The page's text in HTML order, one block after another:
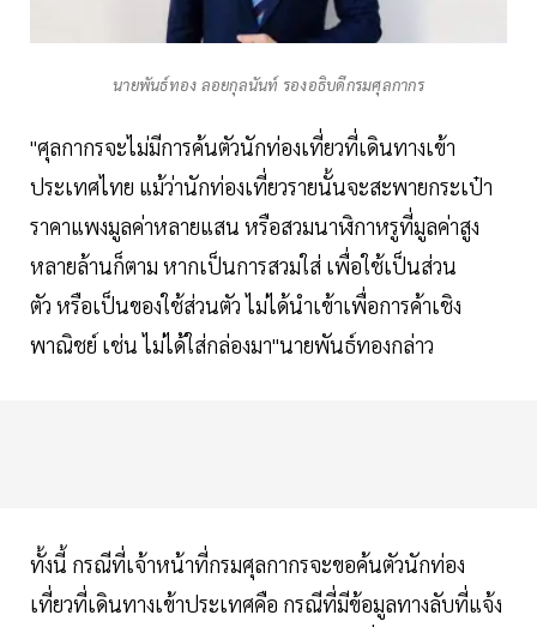
นายพันธ์ทอง ลอยกุลนันท์ รองอธิบดีกรมศุลกากร
"ศุลกากรจะไม่มีการค้นตัวนักท่องเที่ยวที่เดินทางเข้า
ประเทศไทย แม้ว่านักท่องเที่ยวรายนั้นจะสะพายกระเป๋า
ราคาแพงมูลค่าหลายแสน หรือสวมนาฬิกาหรูที่มูลค่าสูง
หลายล้านก็ตาม หากเป็นการสวมใส่ เพื่อใช้เป็นส่วน
ตัว หรือเป็นของใช้ส่วนตัว ไม่ได้นำเข้าเพื่อการค้าเชิง
พาณิชย์ เช่น ไม่ได้ใส่กล่องมา"นายพันธ์ทองกล่าว
ทั้งนี้ กรณีที่เจ้าหน้าที่กรมศุลกากรจะขอค้นตัวนักท่อง
เที่ยวที่เดินทางเข้าประเทศคือ กรณีที่มีข้อมูลทางลับที่แจ้ง